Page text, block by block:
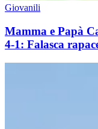
Giovanili
Mamma e Papà
4-1: Falasca